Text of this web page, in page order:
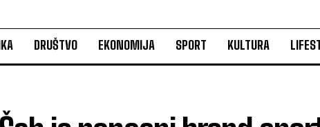
DRUŠTVO EKONOMIJA SPORT KULTURA